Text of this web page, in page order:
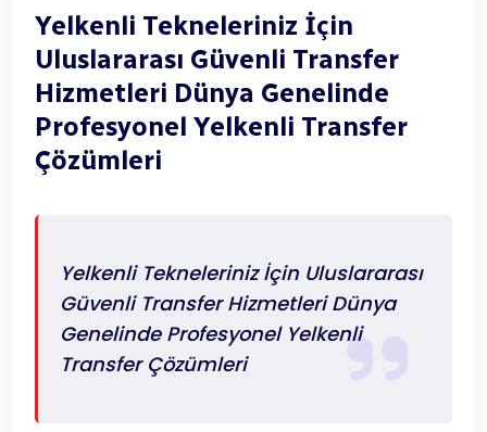
Yelkenli Tekneleriniz İçin
Uluslararası Güvenli Transfer
Hizmetleri Dünya Genelinde
Profesyonel Yelkenli Transfer
Çözümleri
Yelkenli Tekneleriniz İçin Uluslararası
Güvenli Transfer Hizmetleri Dünya
Genelinde Profesyonel Yelkenli
Transfer Çözümleri